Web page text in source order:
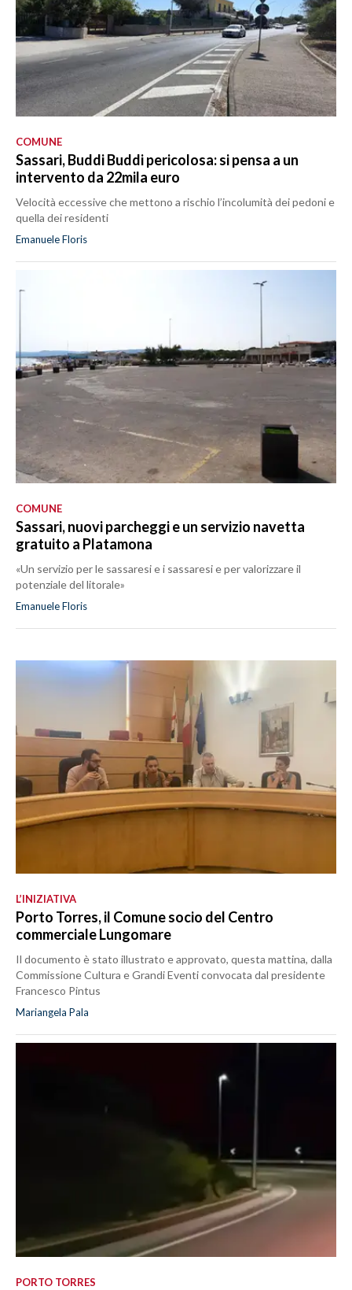
COMUNE
Sassari, Buddi Buddi pericolosa: si pensa a un
intervento da 22mila euro
Velocità eccessive che mettono a rischio l’incolumità dei pedoni e
quella dei residenti
Emanuele Floris
COMUNE
Sassari, nuovi parcheggi e un servizio navetta
gratuito a Platamona
«Un servizio per le sassaresi e i sassaresi e per valorizzare il
potenziale del litorale»
Emanuele Floris
L’INIZIATIVA
Porto Torres, il Comune socio del Centro
commerciale Lungomare
Il documento è stato illustrato e approvato, questa mattina, dalla
Commissione Cultura e Grandi Eventi convocata dal presidente
Francesco Pintus
Mariangela Pala
PORTO TORRES